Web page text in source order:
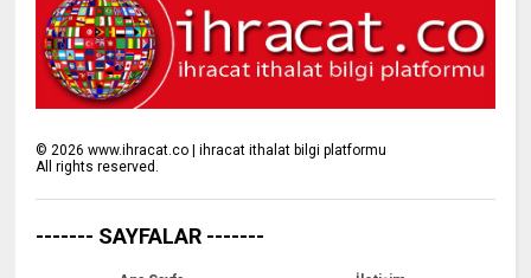
©2026 www.ihracat.co | ihracat ithalat bilgi platformu
All rights reserved.
------- SAYFALAR -------